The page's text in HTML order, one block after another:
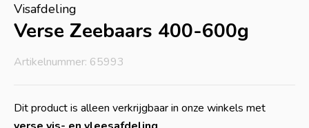
Visafdeling
Verse Zeebaars 400-600g
Artikelnummer: 65993
Dit product is alleen verkrijgbaar in onze winkels met